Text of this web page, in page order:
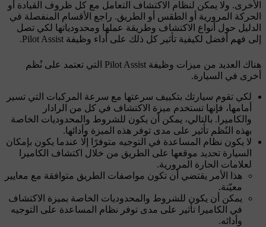
الأخرى. ولا يمكن لنظام الاكتشاف التعامل مع كل ظروف القيادة أو
الحركة المرورية أو الطقس أو الطريق. راجع الأقسام المنفصلة في
الدليل حول أنواع الاكتشاف وطريقة عملها ومحدودياتها لكي تصل
إلى فهم أفضل لكيفية تأثير كل ذلك على أداء وظيفة Pilot Assist.
هناك العديد من ميزات وظيفة Pilot Assist التي تعتمد على نُظم
أخرى في السيارة.
لكي تقوم سيارتك بتكييف سرعتها مع سرعة المركبات التي تسير
أمامها، فإنها تستخدم ميزة الاكتشاف في كل من الرادار
والكاميرا. بالتالي، يمكن أن يكون للشروط والمحدوديات الخاصة
بهذه النُظم تأثير على مدى توفر هذه الميزة وأدائها.
لا يكون نظام المساعدة في التوجيه متوفرًا إلّا عندما يكون بإمكان
السيارة تحديد موقعها على الطريق من خلال اكتشاف الكاميرا
لعلامات الحارة المرورية.
هذا الأمر يقتضي أن تكون مواصفات الطريق متوافقة مع معايير
معيّنة.
يمكن أن يكون للشروط والمحدوديات الخاصة بميزة الاكتشاف
في الكاميرا تأثير على مدى توفر نظام المساعدة على التوجيه
وأدائه.